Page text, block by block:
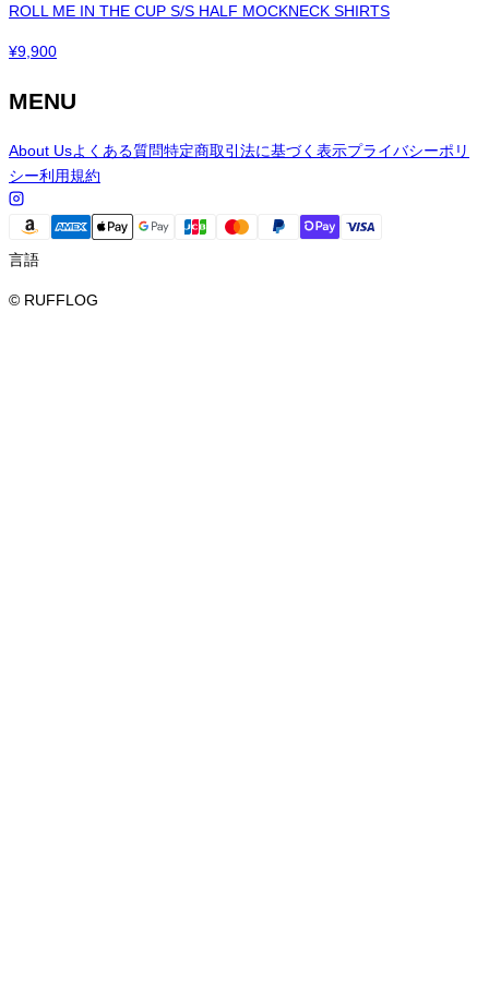
ROLL ME IN THE CUP S/S HALF MOCKNECK SHIRTS
¥9,900
MENU
About Usよくある質問特定商取引法に基づく表示プライバシーポリ
シー利用規約
言語
© RUFFLOG